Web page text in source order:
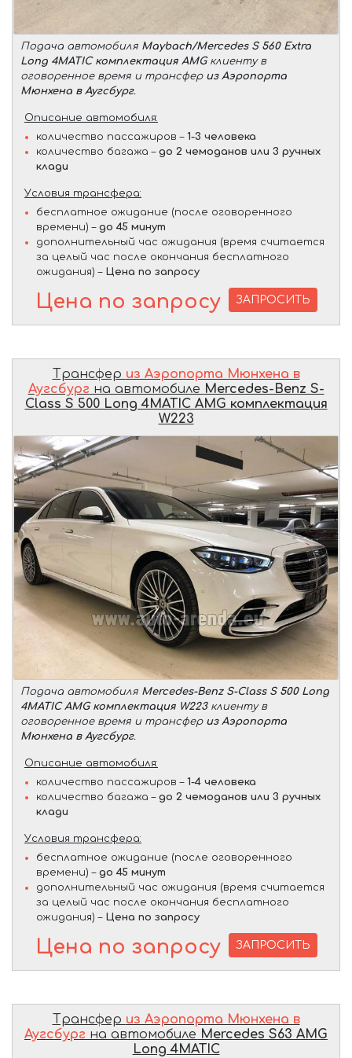
Подача автомобиля Maybach/Mercedes S 560 Extra
Long 4MATIC комплектация AMGклиенту в
оговоренное время и трансфер из Аэропорта
Мюнхена в Аугсбург.
Описание автомобиля:
количество пассажиров – 1-3 человека
количество багажа – до 2 чемоданов или 3 ручных
клади
Условия трансфера:
бесплатное ожидание (после оговоренного
времени) – до 45 минут
дополнительный час ожидания (время считается
за целый час после окончания бесплатного
ожидания) – Цена по запросу
Цена по запросу ЗАПРОСИТЬ
Трансфер из Аэропорта Мюнхена в
Аугсбург на автомобиле Mercedes-Benz S-
Class S 500 Long 4MATIC AMG комплектация
W223
Подача автомобиля Mercedes-Benz S-Class S 500 Long
4MATIC AMG комплектация W223клиенту в
оговоренное время и трансфер из Аэропорта
Мюнхена в Аугсбург.
Описание автомобиля:
количество пассажиров – 1-4 человека
количество багажа – до 2 чемоданов или 3 ручных
клади
Условия трансфера:
бесплатное ожидание (после оговоренного
времени) – до 45 минут
дополнительный час ожидания (время считается
за целый час после окончания бесплатного
ожидания) – Цена по запросу
Цена по запросу ЗАПРОСИТЬ
Трансфер из Аэропорта Мюнхена в
Аугсбург на автомобиле Mercedes S63 AMG
Long 4MATIC